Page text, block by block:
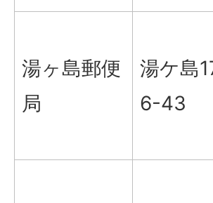
湯ヶ島郵便
局
湯ケ島
6-43